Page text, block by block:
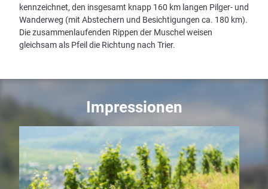
kennzeichnet, den insgesamt knapp 160 km langen Pilger- und
Wanderweg (mit Abstechern und Besichtigungen ca. 180 km).
Die zusammenlaufenden Rippen der Muschel weisen
gleichsam als Pfeil die Richtung nach Trier.
Impressionen